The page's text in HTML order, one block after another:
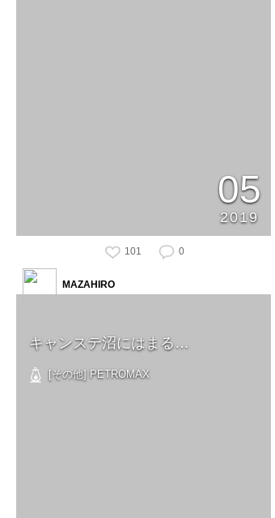
05
2019
101 0
キャンステ沼にはまる…
[その他] PETROMAX
MAZAHIRO